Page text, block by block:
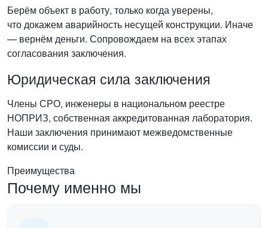
Берём объект в работу, только когда уверены,
что докажем аварийность несущей конструкции. Иначе
— вернём деньги. Сопровождаем на всех этапах
согласования заключения.
Юридическая сила заключения
Члены СРО, инженеры в национальном реестре
НОПРИЗ, собственная аккредитованная лаборатория.
Наши заключения принимают межведомственные
комиссии и суды.
Преимущества
Почему именно мы